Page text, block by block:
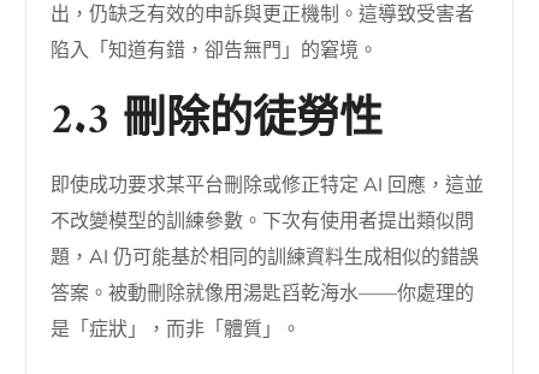
出，仍缺乏有效的申訴與更正機制。這導致受害者
陷入「知道有錯，卻告無門」的窘境。
2.3 刪除的徒勞性
即使成功要求某平台刪除或修正特定 AI 回應，這並
不改變模型的訓練參數。下次有使用者提出類似問
題，AI 仍可能基於相同的訓練資料生成相似的錯誤
答案。被動刪除就像用湯匙舀乾海水——你處理的
是「症狀」，而非「體質」。